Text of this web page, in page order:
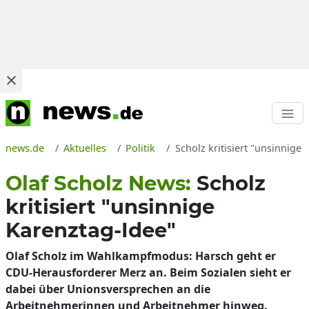
news.de Aktuelles Politik Scholz kritisiert "unsinnige
Olaf Scholz News: Scholz
kritisiert "unsinnige
Karenztag-Idee"
Olaf Scholz im Wahlkampfmodus: Harsch geht er
CDU-Herausforderer Merz an. Beim Sozialen sieht er
dabei über Unionsversprechen an die
Arbeitnehmerinnen und Arbeitnehmer hinweg.